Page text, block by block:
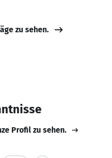
zu sehen.
Profil zu sehen.